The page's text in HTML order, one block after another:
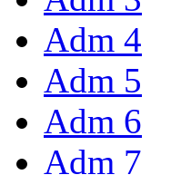
Adm 4
Adm 5
Adm 6
Adm 7